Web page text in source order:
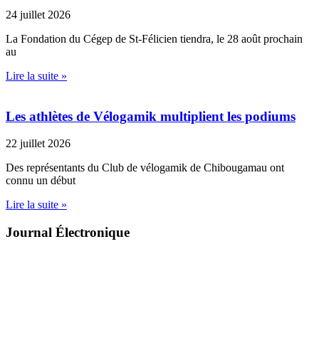
24 juillet 2026
La Fondation du Cégep de St-Félicien tiendra, le 28 août prochain
au
Lire la suite »
Les athlètes de Vélogamik multiplient les podiums
22 juillet 2026
Des représentants du Club de vélogamik de Chibougamau ont
connu un début
Lire la suite »
Journal Électronique